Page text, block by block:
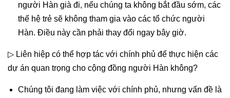
người Hàn già đi, nếu chúng ta không bắt đầu sớm, các
thế hệ trẻ sẽ không tham gia vào các tổ chức người
Hàn. Điều này cần phải thay đổi ngay bây giờ.
▷ Liên hiệp có thể hợp tác với chính phủ để thực hiện các
dự án quan trọng cho cộng đồng người Hàn không?
Chúng tôi đang làm việc với chính phủ, nhưng vấn đề là